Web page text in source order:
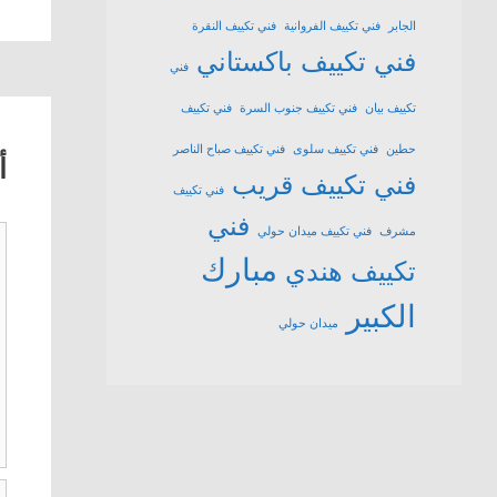
الجابر فني تكييف الفروانية فني تكييف النقرة
فني تكييف باكستاني فني
تكييف بيان فني تكييف جنوب السرة فني تكييف
حطين فني تكييف سلوى فني تكييف صباح الناصر
فني تكييف قريب فني تكييف
مشرف فني تكييف ميدان حولي
فني
تكييف هندي مبارك
الكبير
ميدان حولي